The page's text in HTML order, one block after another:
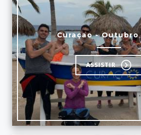
Curaçao - Outubro
ASSISTIR